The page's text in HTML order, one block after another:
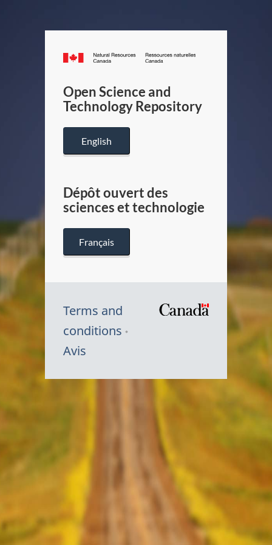
Canada.ca
/
Canada
Open Science and
Technology Repository
English
Dépôt ouvert des
sciences et technologie
Français
Terms and
conditions
Avis
Symbole
Canada